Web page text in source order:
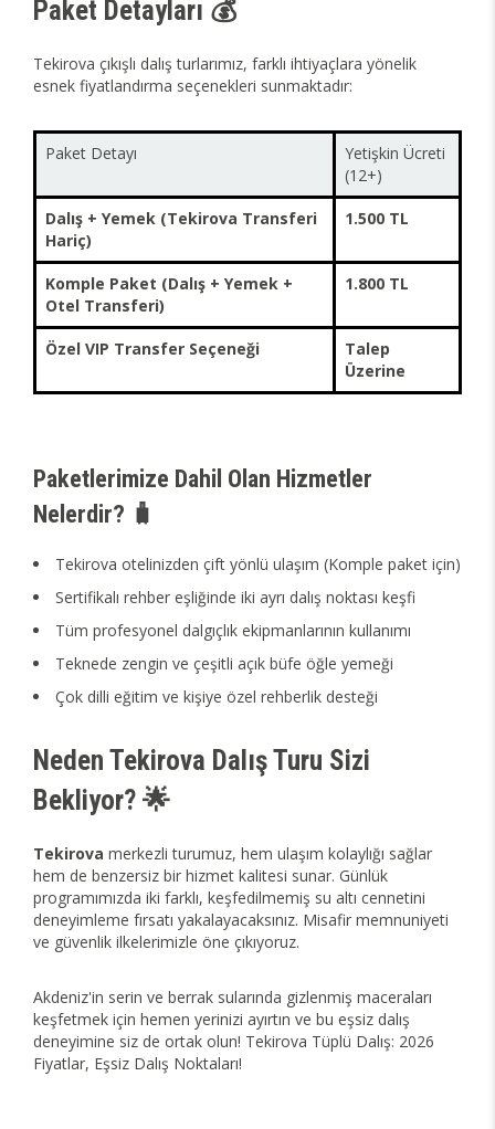
Paket Detayları 💰
Tekirova çıkışlı dalış turlarımız, farklı ihtiyaçlara yönelik
esnek fiyatlandırma seçenekleri sunmaktadır:
Paket Detayı
Yetişkin Ücreti
(12+)
Dalış + Yemek (Tekirova Transferi
Hariç)
1.500 TL
Komple Paket (Dalış + Yemek +
Otel Transferi)
1.800 TL
Özel VIP Transfer Seçeneği
Talep
Üzerine
Paketlerimize Dahil Olan Hizmetler
Nelerdir? 🧳
Tekirova otelinizden çift yönlü ulaşım (Komple paket için)
Sertifikalı rehber eşliğinde iki ayrı dalış noktası keşfi
Tüm profesyonel dalgıçlık ekipmanlarının kullanımı
Teknede zengin ve çeşitli açık büfe öğle yemeği
Çok dilli eğitim ve kişiye özel rehberlik desteği
Neden Tekirova Dalış Turu Sizi
Bekliyor? 🌟
Tekirova merkezli turumuz, hem ulaşım kolaylığı sağlar
hem de benzersiz bir hizmet kalitesi sunar. Günlük
programımızda iki farklı, keşfedilmemiş su altı cennetini
deneyimleme fırsatı yakalayacaksınız. Misafir memnuniyeti
ve güvenlik ilkelerimizle öne çıkıyoruz.
Akdeniz'in serin ve berrak sularında gizlenmiş maceraları
keşfetmek için hemen yerinizi ayırtın ve bu eşsiz dalış
deneyimine siz de ortak olun! Tekirova Tüplü Dalış: 2026
Fiyatlar, Eşsiz Dalış Noktaları!